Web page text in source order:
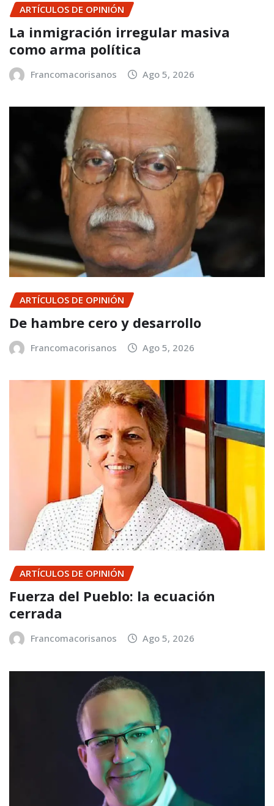
ARTÍCULOS DE OPINIÓN
La inmigración irregular masiva
como arma política
Francomacorisanos Ago 5, 2026
ARTÍCULOS DE OPINIÓN
De hambre cero y desarrollo
Francomacorisanos Ago 5, 2026
ARTÍCULOS DE OPINIÓN
Fuerza del Pueblo: la ecuación
cerrada
Francomacorisanos Ago 5, 2026